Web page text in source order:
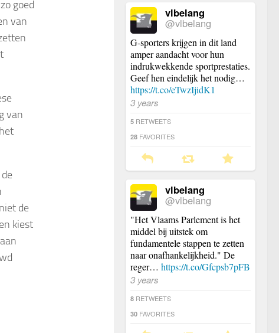
goed
van
van
de
kiest
vlbelang
@vlbelang
G-sporters krijgen in dit land
amper aandacht voor hun
indrukwekkende sportprestaties.
Geef hen eindelijk het nodig…
https://t.co/eTwzIjidK1
3 years
5 RETWEETS
28 FAVORITES
vlbelang
@vlbelang
"Het Vlaams Parlement is het
middel bij uitstek om
fundamentele stappen te zetten
naar onafhankelijkheid." De
reger… https://t.co/Gfcpsb7pFB
3 years
8 RETWEETS
30 FAVORITES